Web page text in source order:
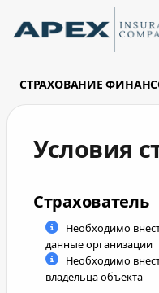
Skip to Main Content
СТРАХОВАНИЕ
Условия
Страхователь
Необходимо
данные организации
Необходимо
владельца объекта
New
What's New
owner_list_type